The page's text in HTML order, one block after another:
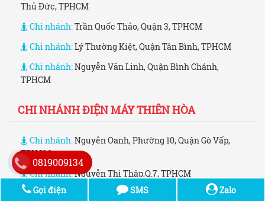
Thủ Đức, TPHCM
Chi nhánh:Trần Quốc Thảo, Quận 3, TPHCM
Chi nhánh:Lý Thường Kiệt, Quận Tân Bình, TPHCM
Chi nhánh:Nguyễn Văn Linh, Quận Bình Chánh,
TPHCM
CHI NHÁNH ĐIỆN MÁY THIÊN HÒA
Chi nhánh:Nguyễn Oanh, Phường 10, Quận Gò Vấp,
TPHCM
Chi nhánh:Nguyễn Thị Thập,Q.7, TPHCM
Chi nhánh:
Trường Chinh, Phường Tây Thạnh, Quận
0819009134
Gọi điện SMS Zalo